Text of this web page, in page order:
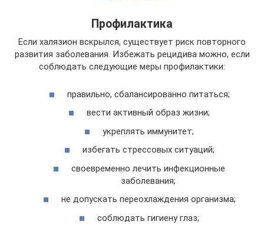
Профилактика
Если халязион вскрылся, существует риск повторного
развития заболевания. Избежать рецидива можно, если
соблюдать следующие меры профилактики:
правильно, сбалансированно питаться;
вести активный образ жизни;
укреплять иммунитет;
избегать стрессовых ситуаций;
своевременно лечить инфекционные
заболевания;
не допускать переохлаждения организма;
соблюдать гигиену глаз;